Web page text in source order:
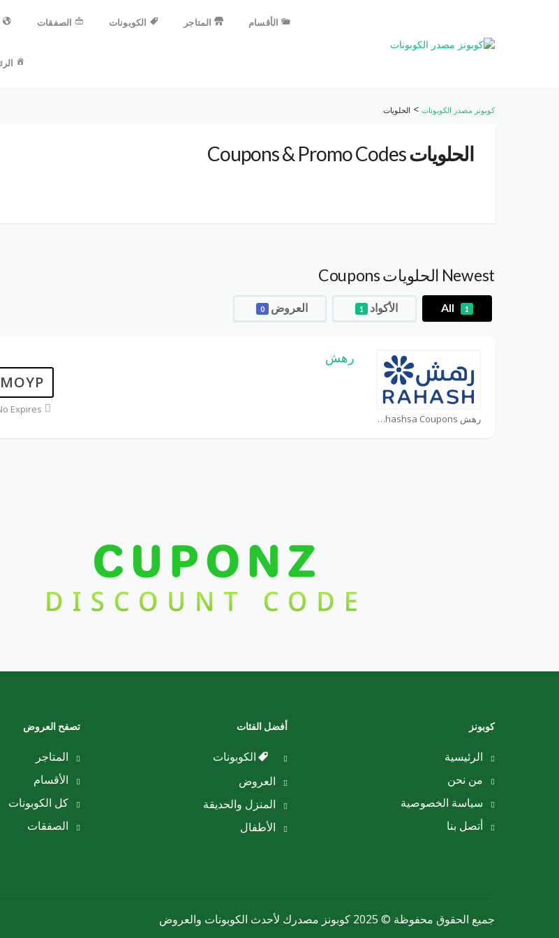
الصفقات الكوبونات المتاجر الأقسام
كوبونز مصدر الكوبونات > الحلويات
الحلويات
Newest الحلويات Coupons
All 1 الأكواد 1 العروض 0
رهش rahashsa Coupons
رهش
Expires
كوبونز
الرئيسية
من نحن
سياسة الخصوصية
أتصل بنا
أفضل الفئات
الكوبونات
العروض
المنزل والحديقة
الأطفال
تصفح العروض
المتاجر
الأقسام
كل الكوبونات
الصفقات
جميع الحقوق محفوظة © 2025 كوبونز مصدرك لأحدث الكوبونات والعروض